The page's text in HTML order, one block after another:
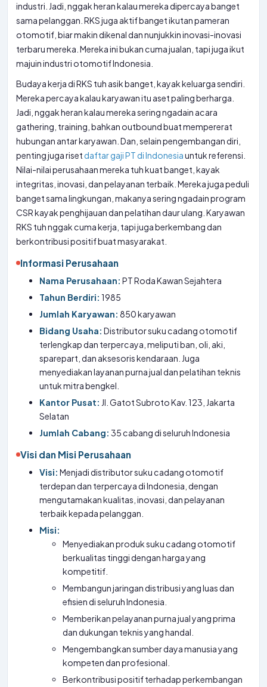
industri. Jadi, nggak heran kalau mereka dipercaya banget
sama pelanggan. RKS juga aktif banget ikutan pameran
otomotif, biar makin dikenal dan nunjukkin inovasi-inovasi
terbaru mereka. Mereka ini bukan cuma jualan, tapi juga ikut
majuin industri otomotif Indonesia.
Budaya kerja di RKS tuh asik banget, kayak keluarga sendiri.
Mereka percaya kalau karyawan itu aset paling berharga.
Jadi, nggak heran kalau mereka sering ngadain acara
gathering, training, bahkan outbound buat mempererat
hubungan antar karyawan. Dan, selain pengembangan diri,
penting juga riset daftar gaji PT di Indonesiauntuk referensi.
Nilai-nilai perusahaan mereka tuh kuat banget, kayak
integritas, inovasi, dan pelayanan terbaik. Mereka juga peduli
banget sama lingkungan, makanya sering ngadain program
CSR kayak penghijauan dan pelatihan daur ulang. Karyawan
RKS tuh nggak cuma kerja, tapi juga berkembang dan
berkontribusi positif buat masyarakat.
Informasi Perusahaan
Nama Perusahaan: PT Roda Kawan Sejahtera
Tahun Berdiri: 1985
Jumlah Karyawan: 850 karyawan
Bidang Usaha: Distributor suku cadang otomotif
terlengkap dan terpercaya, meliputi ban, oli, aki,
sparepart, dan aksesoris kendaraan. Juga
menyediakan layanan purna jual dan pelatihan teknis
untuk mitra bengkel.
Kantor Pusat: Jl. Gatot Subroto Kav. 123, Jakarta
Selatan
Jumlah Cabang: 35 cabang di seluruh Indonesia
Visi dan Misi Perusahaan
Visi: Menjadi distributor suku cadang otomotif
terdepan dan terpercaya di Indonesia, dengan
mengutamakan kualitas, inovasi, dan pelayanan
terbaik kepada pelanggan.
Misi:
Menyediakan produk suku cadang otomotif
berkualitas tinggi dengan harga yang
kompetitif.
Membangun jaringan distribusi yang luas dan
efisien di seluruh Indonesia.
Memberikan pelayanan purna jual yang prima
dan dukungan teknis yang handal.
Mengembangkan sumber daya manusia yang
kompeten dan profesional.
Berkontribusi positif terhadap perkembangan